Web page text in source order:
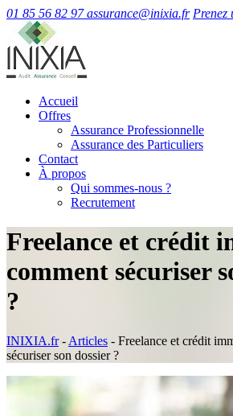
01 85 56 82 97 assurance@inixia.fr Prenez
Accueil
Offres
Assurance Professionnelle
Assurance des Particuliers
Contact
À propos
Qui sommes-nous ?
Recrutement
Freelance et crédit
comment sécuriser
?
INIXIA.fr- Articles - Freelance et crédit
sécuriser son dossier ?